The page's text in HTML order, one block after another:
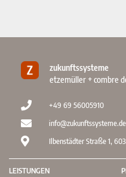
zukunftssysteme
etzemüller + combre
+49 69 56005910
info@zukunftssysteme.de
Ilbenstädter Straße 1,
LEISTUNGEN